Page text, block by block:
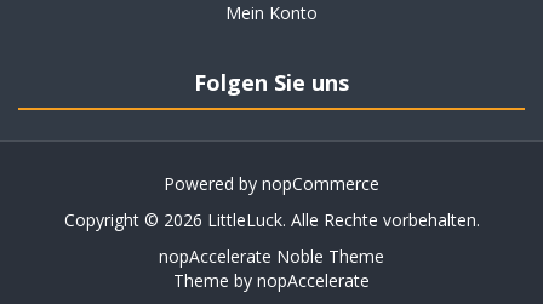
Mein Konto
Folgen Sie uns
Powered by nopCommerce
Copyright © 2026 LittleLuck. Alle Rechte vorbehalten.
nopAccelerate Noble Theme
Theme by nopAccelerate